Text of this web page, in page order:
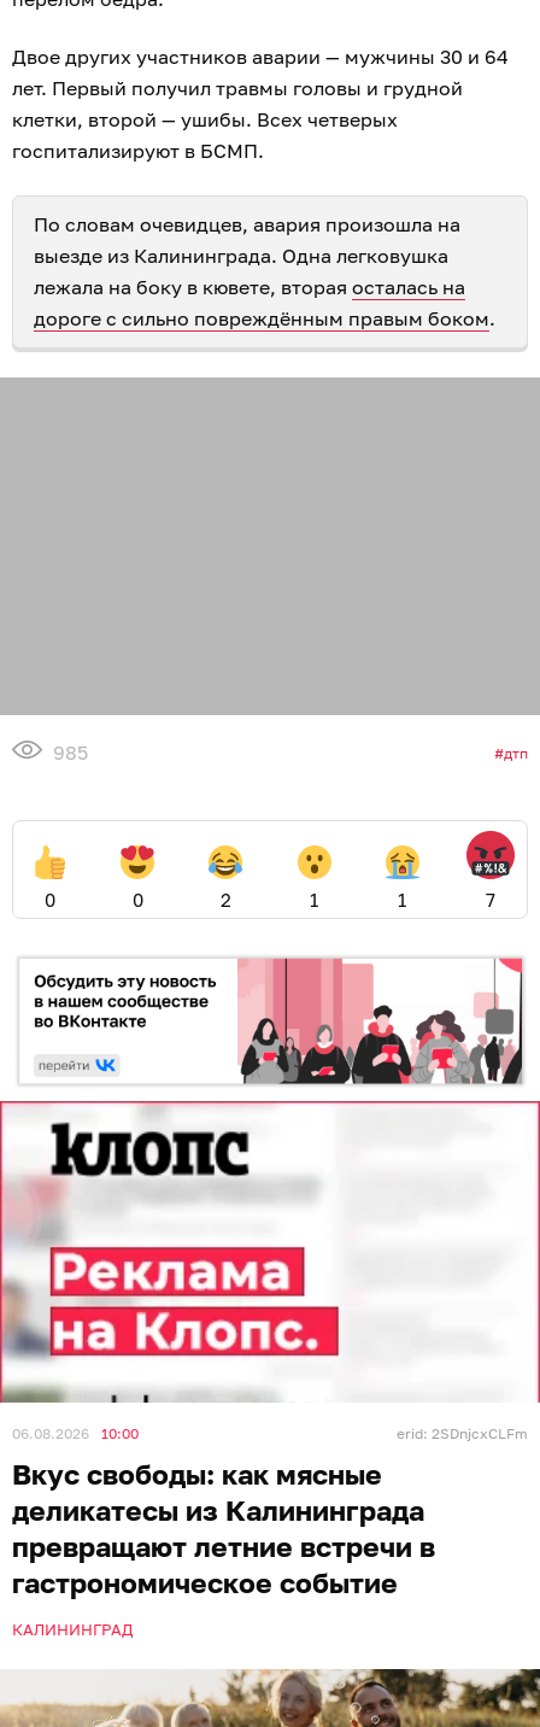
Двое других участников аварии — мужчины 30 и 64
лет. Первый получил травмы головы и грудной
клетки, второй — ушибы. Всех четверых
госпитализируют в БСМП.
По словам очевидцев, авария произошла на
выезде из Калининграда. Одна легковушка
лежала на боку в кювете, вторая осталась на
дороге с сильно повреждённым правым боком.
985 дтп
0 0 2 1 1 7
06.08.2026 10:00 erid: 2SDnjcxCLFm
Вкус свободы: как мясные
деликатесы из Калининграда
превращают летние встречи в
гастрономическое событие
КАЛИНИНГРАД